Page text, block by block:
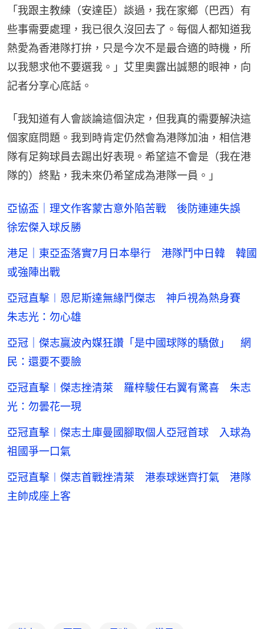
「我跟主教練（安達臣）談過，我在家鄉（巴西）有
些事需要處理，我已很久沒回去了。每個人都知道我
熱愛為香港隊打拚，只是今次不是最合適的時機，所
以我懇求他不要選我。」艾里奧露出誠懇的眼神，向
記者分享心底話。
「我知道有人會談論這個決定，但我真的需要解決這
個家庭問題。我到時肯定仍然會為港隊加油，相信港
隊有足夠球員去踢出好表現。希望這不會是（我在港
隊的）終點，我未來仍希望成為港隊一員。」
亞協盃｜理文作客蒙古意外陷苦戰 後防連連失誤
徐宏傑入球反勝
港足｜東亞盃落實7月日本舉行 港隊鬥中日韓 韓國
或強陣出戰
亞冠直擊︱恩尼斯達無緣鬥傑志 神戶視為熱身賽
朱志光：勿心雄
亞冠｜傑志贏波內媒狂讚「是中國球隊的驕傲」 網
民：還要不要臉
亞冠直擊︱傑志挫清萊 羅梓駿任右翼有驚喜 朱志
光：勿曇花一現
亞冠直擊︱傑志土庫曼國腳取個人亞冠首球 入球為
祖國爭一口氣
亞冠直擊︱傑志首戰挫清萊 港泰球迷齊打氣 港隊
主帥成座上客